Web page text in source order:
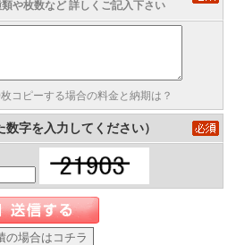
や枚数など 詳しくご記入下さい
コピーする場合の料金と納期は？
字を入力してください）
の場合はコチラ